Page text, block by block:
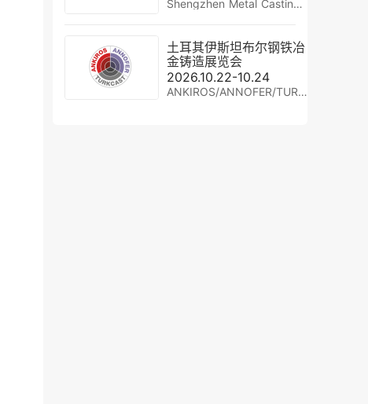
Shengzhen Metal Casting Show
土耳其伊斯坦布尔钢铁冶
金铸造展览会
2026.10.22-10.24
ANKIROS/ANNOFER/TURKCAST